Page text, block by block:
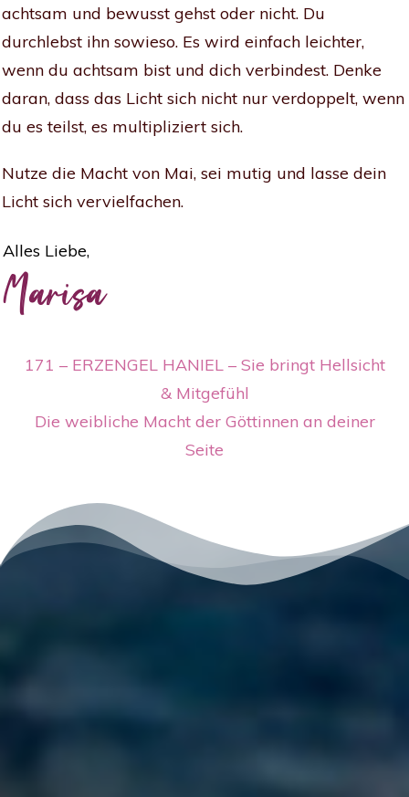
achtsam und bewusst gehst oder nicht. Du
durchlebst ihn sowieso. Es wird einfach leichter,
wenn du achtsam bist und dich verbindest. Denke
daran, dass das Licht sich nicht nur verdoppelt, wenn
du es teilst, es multipliziert sich.
Nutze die Macht von Mai, sei mutig und lasse dein
Licht sich vervielfachen.
Alles Liebe,
Marisa
171 – ERZENGEL HANIEL – Sie bringt Hellsicht
& Mitgefühl
Die weibliche Macht der Göttinnen an deiner
Seite